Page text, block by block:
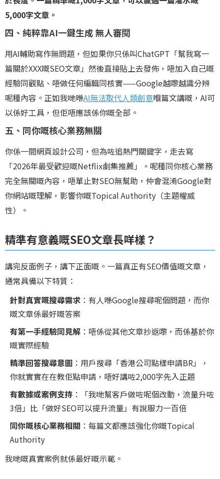
5,000字文章。
四、純粹靠AI一鍵生成 無人審閱
用AI輔助寫作無問題，但如果你只係叫ChatGPT「幫我寫一
篇關於XXX嘅SEO文章」然後直接貼上去發佈，唔加入自己嘅
經驗同觀點、唔做任何編輯同核實——Google越嚟越識分辨
呢種內容。正如我哋喺AI無法取代人類創意嗰篇文講嘅，AI可
以係好工具，但佢唔應該係你嘅全部。
五、同你嘅核心業務無關
你係一間網頁設計公司，但為咗追熱門關鍵字，走去寫
「2026年最受歡迎嘅Netflix劇集推薦」。呢種同你核心業務
完全無關嘅內容，唔單止對SEO無幫助，仲會混淆Google對
你網站嘅理解，影響你嘅Topical Authority（主題權威
性）。
精準有意義嘅SEO文章長咩樣？
講完反面例子，講下正面嘅。一篇真正有SEO價值嘅文章，
通常具備以下特質：
針對真實嘅搜尋需求 ：有人喺Google搜尋呢個問題，而你
嘅文章係最好嘅答案
有第一手經驗同見解 ：唔係從其他文章抄返嚟，而係基於你
嘅實際經驗
精準回答搜尋意圖 ：用戶搜尋「香港公司點樣申請BR」，
你就實實在在教佢點申請，唔好講咗2,000字先入正題
有數據或案例支持 ：「我哋幫客戶做咗呢個改動，流量升咗
3倍」比「做好SEO可以提升流量」有說服力一百倍
同你嘅核心業務相關 ：每篇文都應該強化你嘅Topical
Authority
我哋嘅真實案例就係最好嘅示範。